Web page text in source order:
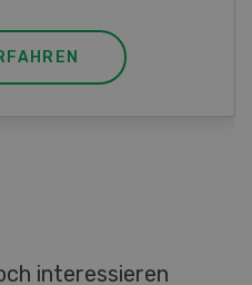
interessieren